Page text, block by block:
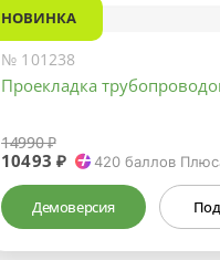
НОВИНКА
№ 101238
Проекладка
14990 ₽
10493 ₽ 420 баллов
Демоверсия